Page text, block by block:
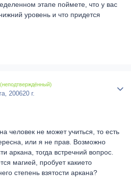
этапе поймете, что у вас
уровень и что придется
200620 г.
человек не может учиться, то есть
или я не прав. Возможно
аркана, тогда встречний вопрос.
магией, пробует какието
степень взятости аркана?